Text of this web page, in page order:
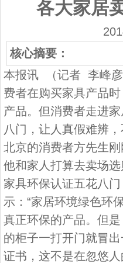
各大家居
核心摘要：
本报讯 （记者 李峰彦
费者在购买家具产品
产品。但消费者走进
八门，让人真假难辨，
北京的消费者方先生
他和家人打算去卖场
家具环保认证五花八
示：“家居环境绿色环
真正环保的产品。但
的柜子一打开门就冒
证书，这不是在忽悠人